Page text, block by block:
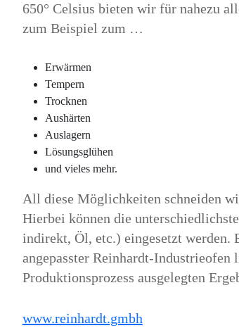
650° Celsius bieten wir für nahezu
zum Beispiel zum …
Erwärmen
Tempern
Trocknen
Aushärten
Auslagern
Lösungsglühen
und vieles mehr.
All diese Möglichkeiten schneiden
Hierbei können die
indirekt, Öl, etc.) eingesetzt
angepasster Reinhardt-
Produktionsprozess ausgelegten
www.reinhardt.gmbh